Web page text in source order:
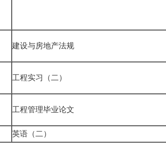
建设与房地产法规
工程实习（二）
工程管理毕业论文
英语（二）